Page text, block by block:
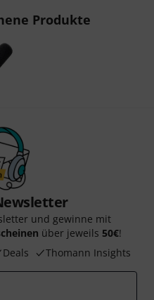
Produkte
und gewinne mit
über jeweils 50€!
Deals Thomann Insights